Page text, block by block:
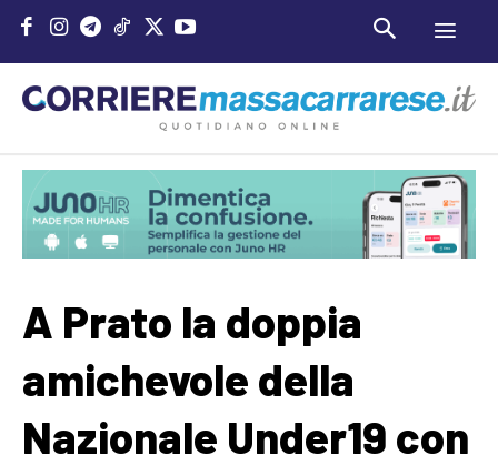
A Prato la doppia
amichevole della
Nazionale Under19 con